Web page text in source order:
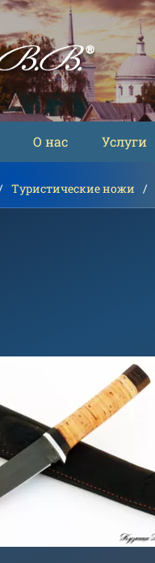
О нас Услуги
Туристические ножи